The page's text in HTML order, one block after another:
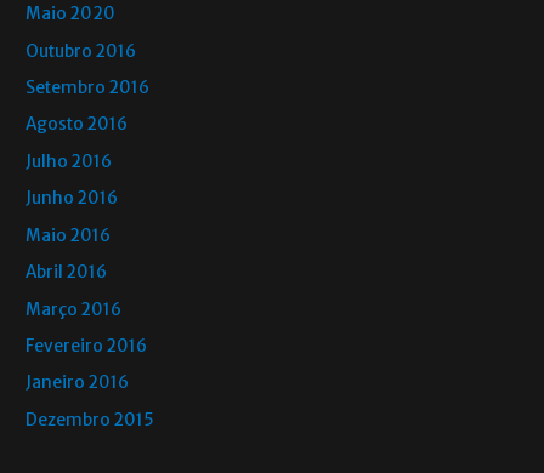
Maio 2020
Outubro 2016
Setembro 2016
Agosto 2016
Julho 2016
Junho 2016
Maio 2016
Abril 2016
Março 2016
Fevereiro 2016
Janeiro 2016
Dezembro 2015